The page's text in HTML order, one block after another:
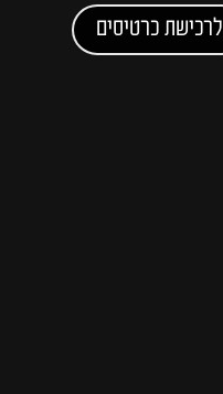
לרכישת כרטיסים